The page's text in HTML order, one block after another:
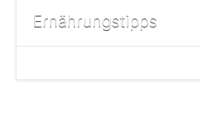
Ernährungstipps